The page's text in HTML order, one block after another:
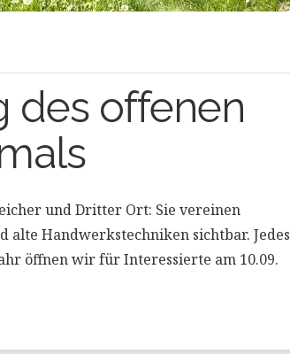
des offenen
und Dritter Ort: Sie vereinen
alte Handwerkstechniken sichtbar. Jedes
öffnen wir für Interessierte am 10.09.